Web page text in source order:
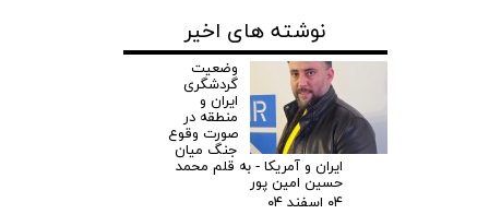
نوشته های اخیر
وضعیت
گردشگری
ایران و
منطقه در
صورت وقوع
جنگ میان
ایران و آمریکا - به قلم محمد
حسین امین پور
۰۴ اسفند ۰۴